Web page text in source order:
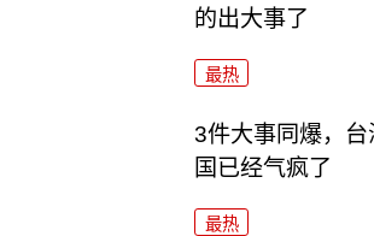
的出大事了
最热
3件大事同爆，
国已经气疯了
最热